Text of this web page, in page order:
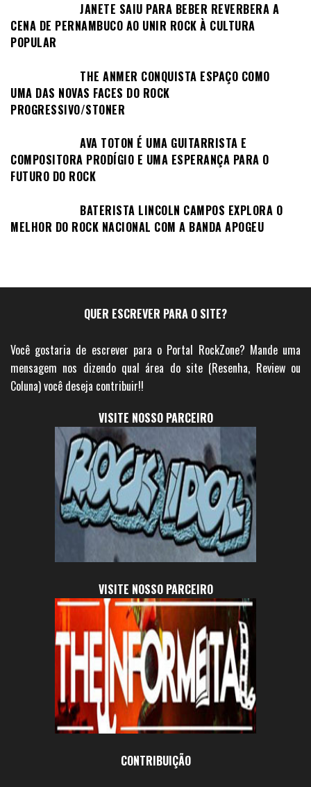
JANETE SAIU PARA BEBER REVERBERA A
CENA DE PERNAMBUCO AO UNIR ROCK À CULTURA
POPULAR
THE ANMER CONQUISTA ESPAÇO COMO
UMA DAS NOVAS FACES DO ROCK
PROGRESSIVO/STONER
AVA TOTON É UMA GUITARRISTA E
COMPOSITORA PRODÍGIO E UMA ESPERANÇA PARA O
FUTURO DO ROCK
BATERISTA LINCOLN CAMPOS EXPLORA O
MELHOR DO ROCK NACIONAL COM A BANDA APOGEU
QUER ESCREVER PARA O SITE?
Você gostaria de escrever para o Portal RockZone? Mande uma
mensagem nos dizendo qual área do site (Resenha, Review ou
Coluna) você deseja contribuir!!
VISITE NOSSO PARCEIRO
VISITE NOSSO PARCEIRO
CONTRIBUIÇÃO